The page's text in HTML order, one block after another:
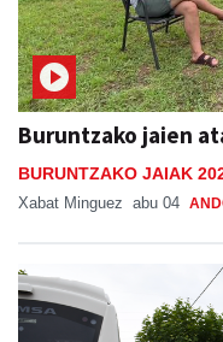
Buruntzako jaien
BURUNTZAKO JAIAK
Xabat Minguez abu 04